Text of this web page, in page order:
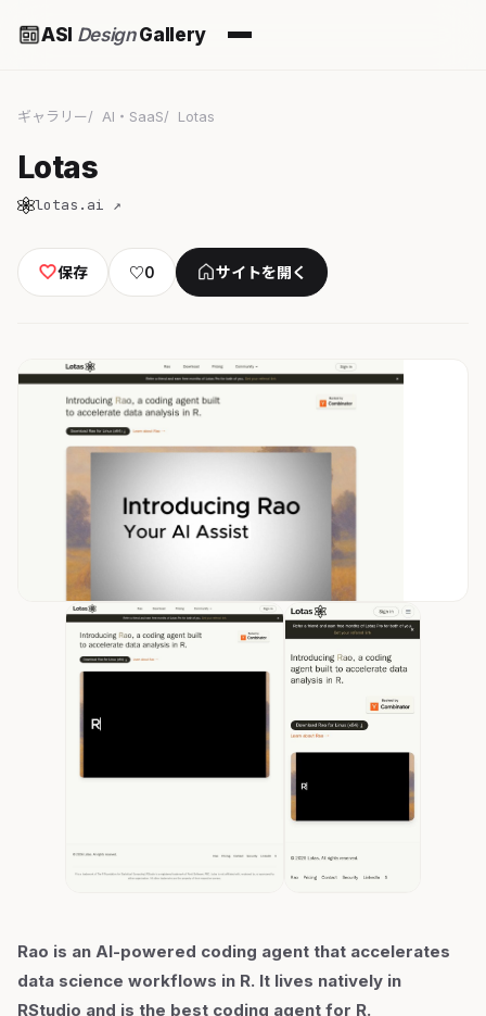
ASI DesignGallery
ギャラリー AI・SaaS Lotas
Lotas
lotas.ai ↗
保存 ♡0 サイトを開く
Rao is an AI-powered coding agent that accelerates
data science workflows in R. It lives natively in
RStudio and is the best coding agent for R.